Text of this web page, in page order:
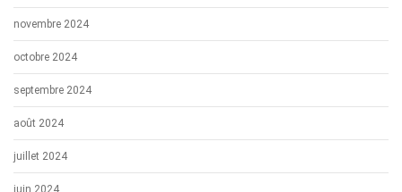
novembre 2024
octobre 2024
septembre 2024
août 2024
juillet 2024
juin 2024